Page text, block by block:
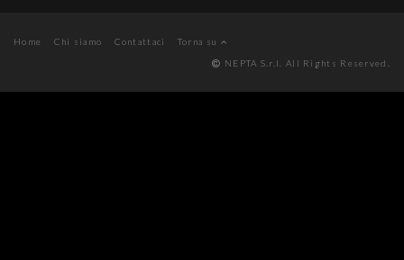
Home Chi siamo Contattaci
Torna su
NEPTA S.r.l. All Rights Reserved.